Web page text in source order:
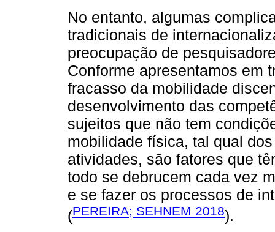
No entanto, algumas
tradicionais de
preocupação de
Conforme apresentamos em
fracasso da mobilidade
desenvolvimento das
sujeitos que não tem
mobilidade física, tal qual
atividades, são fatores que
todo se debrucem cada vez
e se fazer os processos de
(PEREIRA; SEHNEM 2018).